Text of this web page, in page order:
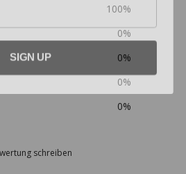
100%
0%
0%
0%
0%
schreiben
SIGN UP